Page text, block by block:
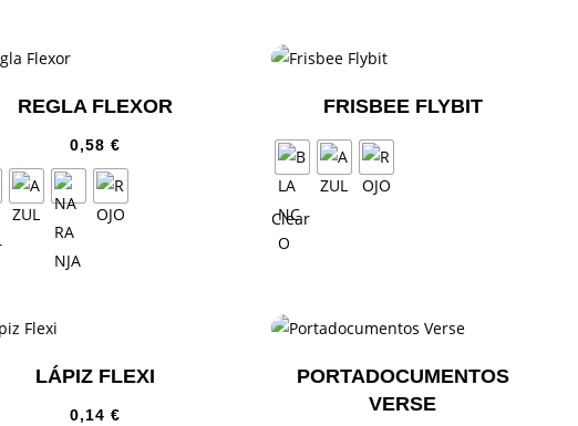
REGLA FLEXOR
0,58 €
FRISBEE FLYBIT
Clear
LÁPIZ FLEXI
0,14 €
PORTADOCUMENTOS
VERSE